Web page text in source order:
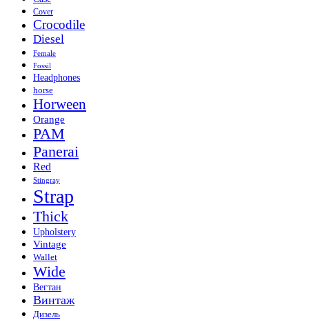
Cover
Crocodile
Diesel
Female
Fossil
Headphones
horse
Horween
Orange
PAM
Panerai
Red
Stingray
Strap
Thick
Upholstery
Vintage
Wallet
Wide
Вегтан
Винтаж
Дизель